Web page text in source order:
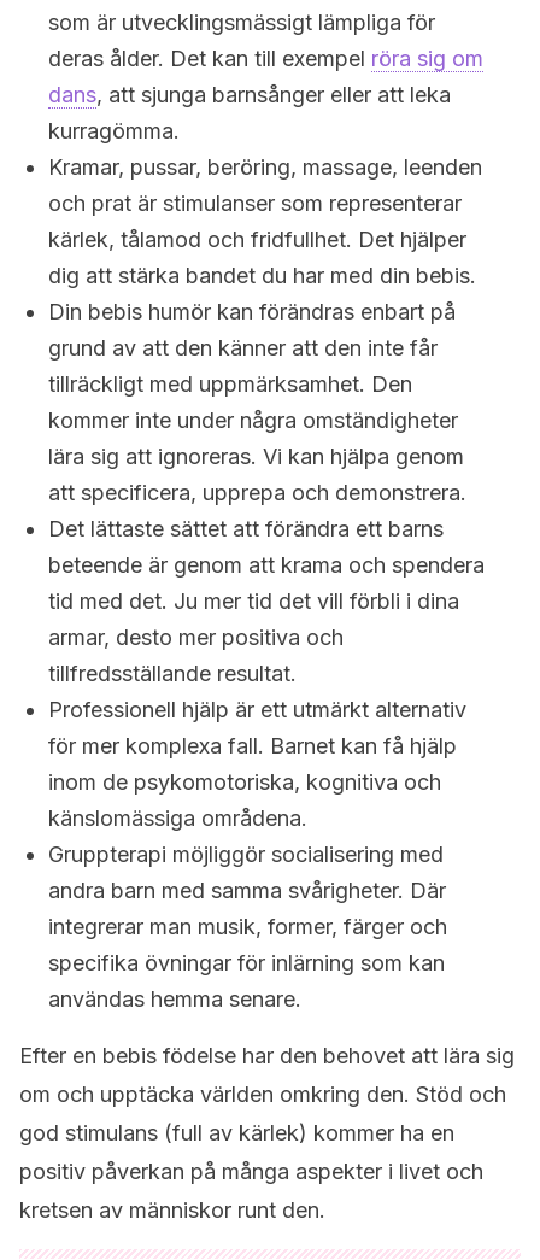
som är utvecklingsmässigt lämpliga för
deras ålder. Det kan till exempel röra sig om
dans, att sjunga barnsånger eller att leka
kurragömma.
Kramar, pussar, beröring, massage, leenden
och prat är stimulanser som representerar
kärlek, tålamod och fridfullhet. Det hjälper
dig att stärka bandet du har med din bebis.
Din bebis humör kan förändras enbart på
grund av att den känner att den inte får
tillräckligt med uppmärksamhet. Den
kommer inte under några omständigheter
lära sig att ignoreras. Vi kan hjälpa genom
att specificera, upprepa och demonstrera.
Det lättaste sättet att förändra ett barns
beteende är genom att krama och spendera
tid med det. Ju mer tid det vill förbli i dina
armar, desto mer positiva och
tillfredsställande resultat.
Professionell hjälp är ett utmärkt alternativ
för mer komplexa fall. Barnet kan få hjälp
inom de psykomotoriska, kognitiva och
känslomässiga områdena.
Gruppterapi möjliggör socialisering med
andra barn med samma svårigheter. Där
integrerar man musik, former, färger och
specifika övningar för inlärning som kan
användas hemma senare.
Efter en bebis födelse har den behovet att lära sig
om och upptäcka världen omkring den. Stöd och
god stimulans (full av kärlek) kommer ha en
positiv påverkan på många aspekter i livet och
kretsen av människor runt den.